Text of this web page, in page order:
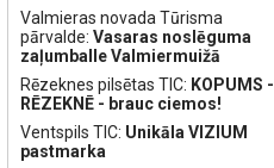
Valmieras novada Tūrisma
pārvalde: Vasaras noslēguma
zaļumballe Valmiermuižā
Rēzeknes pilsētas TIC: KOPUMS -
RĒZEKNĒ - brauc ciemos!
Ventspils TIC: Unikāla VIZIUM
pastmarka